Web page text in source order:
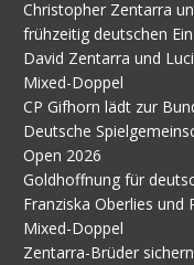
Christopher Zentarra
frühzeitig deutschen
David Zentarra und
Mixed-Doppel
CP Gifhorn lädt zur
Deutsche
Open 2026
Goldhoffnung für
Franziska Oberlies und
Mixed-Doppel
Zentarra-Brüder